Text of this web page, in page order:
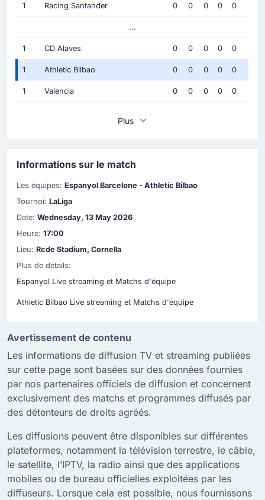
1 Racing Santander 0 0 0 0 0
...
1 CD Alaves 0 0 0 0 0
1 Athletic Bilbao 0 0 0 0 0
1 Valencia 0 0 0 0 0
Plus
Informations sur le match
Les équipes: Espanyol Barcelone - Athletic Bilbao
Tournoi: LaLiga
Date: Wednesday, 13 May 2026
Heure: 17:00
Lieu: Rcde Stadium, Cornella
Plus de détails:
Espanyol Live streaming et Matchs d'équipe
Athletic Bilbao Live streaming et Matchs d'équipe
Avertissement de contenu
Les informations de diffusion TV et streaming publiées
sur cette page sont basées sur des données fournies
par nos partenaires officiels de diffusion et concernent
exclusivement des matchs et programmes diffusés par
des détenteurs de droits agréés.
Les diffusions peuvent être disponibles sur différentes
plateformes, notamment la télévision terrestre, le câble,
le satellite, l’IPTV, la radio ainsi que des applications
mobiles ou de bureau officielles exploitées par les
diffuseurs. Lorsque cela est possible, nous fournissons